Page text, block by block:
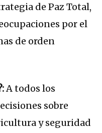
de Paz Total,
por el
de orden
A todos los
sobre
y seguridad